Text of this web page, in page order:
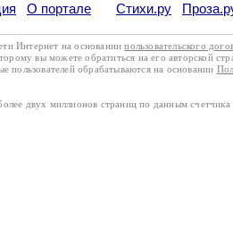
О портале Стихи.ру
Интернет на основаниипользовательского
вы можете обратиться на его авторской
пользователей обрабатываются на основании
двух миллионов страниц по данным